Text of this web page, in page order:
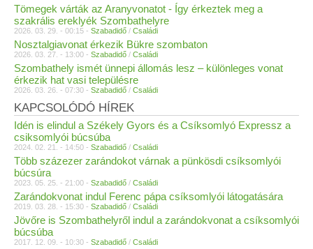
Tömegek várták az Aranyvonatot - Így érkeztek meg a
szakrális ereklyék Szombathelyre
2026. 03. 29. - 00:15 - Szabadidő / Családi
Nosztalgiavonat érkezik Bükre szombaton
2026. 03. 27. - 13:00 - Szabadidő / Családi
Szombathely ismét ünnepi állomás lesz – különleges vonat
érkezik hat vasi településre
2026. 03. 26. - 07:30 - Szabadidő / Családi
KAPCSOLÓDÓ HÍREK
Idén is elindul a Székely Gyors és a Csíksomlyó Expressz a
csiksomlyói búcsúba
2024. 02. 21. - 14:50 - Szabadidő / Családi
Több százezer zarándokot várnak a pünkösdi csíksomlyói
búcsúra
2023. 05. 25. - 21:00 - Szabadidő / Családi
Zarándokvonat indul Ferenc pápa csíksomlyói látogatására
2019. 03. 28. - 15:30 - Szabadidő / Családi
Jövőre is Szombathelyről indul a zarándokvonat a csíksomlyói
búcsúba
2017. 12. 09. - 10:30 - Szabadidő / Családi